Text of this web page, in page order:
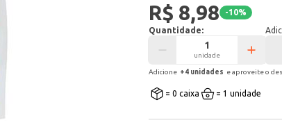
R$ 8,98 -10%
Quantidade:
unidade
Adicione +4 unidades e aproveite o
= 0 caixa = 1 unidade